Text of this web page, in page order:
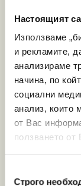
Настоящият
Използваме
и рекламите,
анализираме
начина, по
социални
анализ, които
от Вас
ползването от
наСтрого
Че сме
пратката.
Вижте
POST api/v1/
{